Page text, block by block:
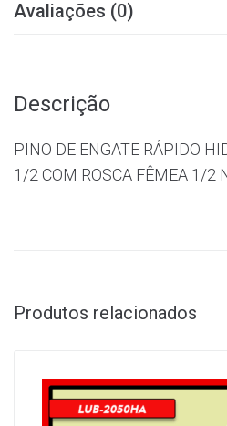
Avaliações (0)
Descrição
PINO DE ENGATE RÁPIDO
1/2 COM ROSCA FÊMEA 1/2
Produtos relacionados